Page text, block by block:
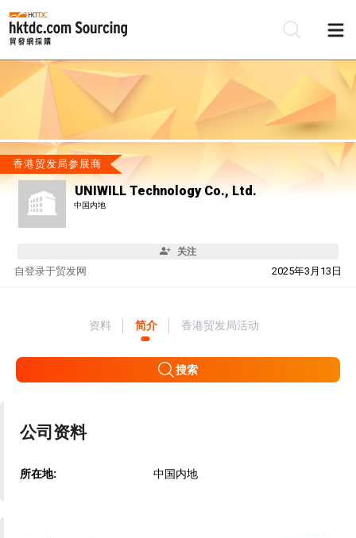
香港贸发局参展商
UNIWILL Technology Co., Ltd.
中国内地
关注
自 2025年3月13日
登录于贸发网
资料 简介 香港贸发局活动
搜索
公司资料
所在地: 中国内地